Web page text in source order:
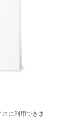
に利用できま